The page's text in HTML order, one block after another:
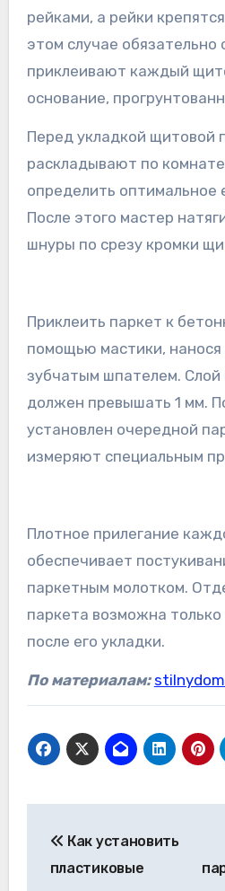
рейками, а рейки
этом случае обязательно
приклеивают каждый
основание,
Перед укладкой щитовой
раскладывают по
определить оптимальное
После этого мастер
шнуры по срезу кромки
Приклеить паркет к
помощью мастики, нанося
зубчатым шпателем. Слой
должен превышать 1 мм.
установлен очередной
измеряют специальным
Плотное прилегание
обеспечивает
паркетным молотком.
паркета возможна
после его укладки.
По материалам:
по
Как установить
пластиковые